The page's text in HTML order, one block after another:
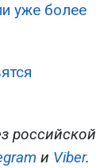
уже более
российской
и Viber.